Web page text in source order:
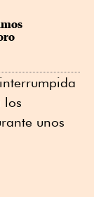
los
unos